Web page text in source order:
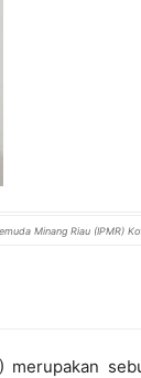
Minang Riau (IPMR)